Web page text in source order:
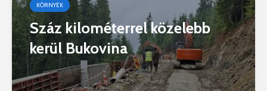
KÖRNYÉK
Száz kilométerrel közelebb
kerül Bukovina